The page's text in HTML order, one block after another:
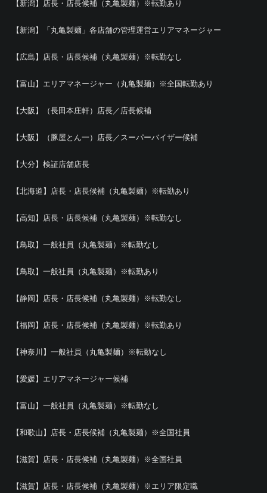
【新潟】店長・店長候補（丸亀製麺）※転勤あり
【新潟】「丸亀製麺」各店舗の管理運営エリアマネージャー
【広島】店長・店長候補（丸亀製麺）※転勤なし
【富山】エリアマネージャー（丸亀製麺）※全国転勤あり
【大阪】（長田本庄軒）店長／店長候補
【大阪】（豚屋とん一）店長／スーパーバイザー候補
【大分】検証店舗店長
【北海道】店長・店長候補（丸亀製麺）※転勤あり
【高知】店長・店長候補（丸亀製麺）※転勤なし
【鳥取】一般社員（丸亀製麺）※転勤なし
【鳥取】一般社員（丸亀製麺）※転勤あり
【静岡】店長・店長候補（丸亀製麺）※転勤なし
【福岡】店長・店長候補（丸亀製麺）※転勤あり
【神奈川】一般社員（丸亀製麺）※転勤なし
【愛媛】エリアマネージャー候補
【富山】一般社員（丸亀製麺）※転勤なし
【和歌山】店長・店長候補（丸亀製麺）※全国社員
【滋賀】店長・店長候補（丸亀製麺）※全国社員
【滋賀】店長・店長候補（丸亀製麺）※エリア限定職